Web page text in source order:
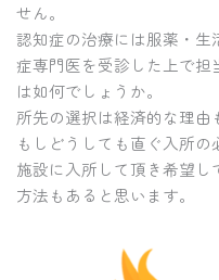
せん。
認知症の治療には服薬・生
症専門医を受診した上で担
は如何でしょうか。
所先の選択は経済的な理由
もしどうしても直ぐ入所
施設に入所して頂き希望し
方法もあると思います。